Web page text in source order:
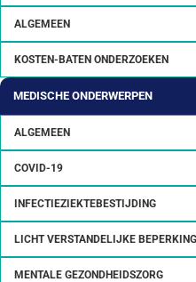
ALGEMEEN
KOSTEN-BATEN ONDERZOEKEN
MEDISCHE ONDERWERPEN
ALGEMEEN
COVID-19
INFECTIEZIEKTEBESTIJDING
LICHT VERSTANDELIJKE BEPERKING
MENTALE GEZONDHEIDSZORG